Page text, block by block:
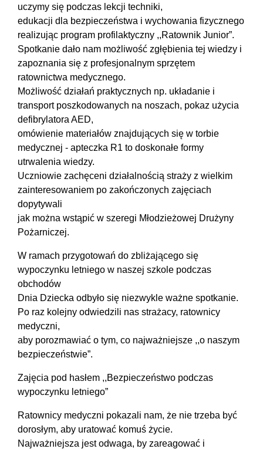
uczymy się podczas lekcji techniki,
edukacji dla bezpieczeństwa i wychowania fizycznego
realizując program profilaktyczny ,,Ratownik Junior”.
Spotkanie dało nam możliwość zgłębienia tej wiedzy i
zapoznania się z profesjonalnym sprzętem
ratownictwa medycznego.
Możliwość działań praktycznych np. układanie i
transport poszkodowanych na noszach, pokaz użycia
defibrylatora AED,
omówienie materiałów znajdujących się w torbie
medycznej - apteczka R1 to doskonałe formy
utrwalenia wiedzy.
Uczniowie zachęceni działalnością straży z wielkim
zainteresowaniem po zakończonych zajęciach
dopytywali
jak można wstąpić w szeregi Młodzieżowej Drużyny
Pożarniczej.
W ramach przygotowań do zbliżającego się
wypoczynku letniego w naszej szkole podczas
obchodów
Dnia Dziecka odbyło się niezwykle ważne spotkanie.
Po raz kolejny odwiedzili nas strażacy, ratownicy
medyczni,
aby porozmawiać o tym, co najważniejsze ,,o naszym
bezpieczeństwie”.
Zajęcia pod hasłem ,,Bezpieczeństwo podczas
wypoczynku letniego”
​​Ratownicy medyczni pokazali nam, że nie trzeba być
dorosłym, aby uratować komuś życie.
Najważniejsza jest odwaga, by zareagować i